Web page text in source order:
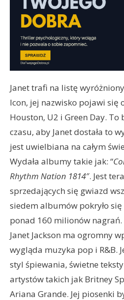
Janet trafi na listę
Icon, jej nazwisko pojawi się
Houston, U2 i Green Day. To
czasu, aby Janet dostała to
jest uwielbiana na całym
Wydała albumy takie jak: “
Rhythm Nation 1814″. Jest
sprzedających się gwiazd
siedem albumów pokryło
ponad 160 milionów nagrań.
Janet Jackson ma ogromny
wygląda muzyka pop i R&B.
styl śpiewania, świetne
artystów takich jak Britney
Ariana Grande. Jej piosenki